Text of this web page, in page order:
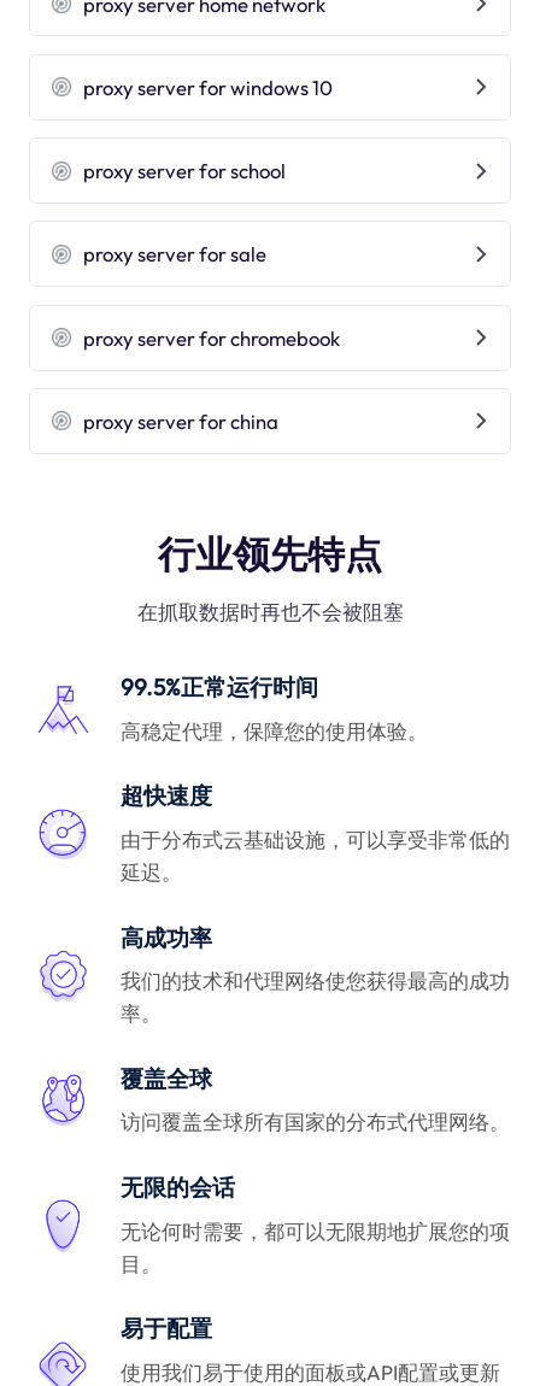
proxy server for windows 10
proxy server for school
proxy server for sale
proxy server for chromebook
proxy server for china
行业领先特点
在抓取数据时再也不会被阻塞
99.5%正常运行时间
高稳定代理，保障您的使用体验。
超快速度
由于分布式云基础设施，可以享受非常低的
延迟。
高成功率
我们的技术和代理网络使您获得最高的成功
率。
覆盖全球
访问覆盖全球所有国家的分布式代理网络。
无限的会话
无论何时需要，都可以无限期地扩展您的项
目。
易于配置
使用我们易于使用的面板或API配置或更新